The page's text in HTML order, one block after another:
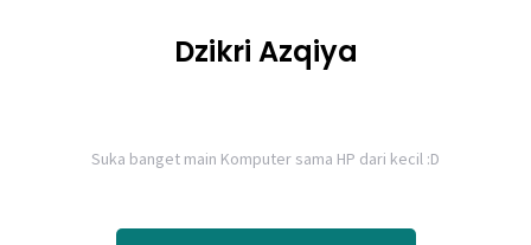
Dzikri Azqiya
Suka banget main Komputer sama HP dari kecil :D